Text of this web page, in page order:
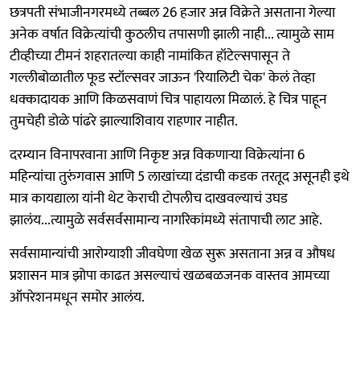
छत्रपती संभाजीनगरमध्ये तब्बल 26 हजार अन्न विक्रेते असताना गेल्या
अनेक वर्षात विक्रेत्यांची कुठलीच तपासणी झाली नाही... त्यामुळे साम
टीव्हीच्या टीमनं शहरातल्या काही नामांकित हॉटेल्सपासून ते
गल्लीबोळातील फूड स्टॉल्सवर जाऊन 'रियालिटी चेक' केलं तेव्हा
धक्कादायक आणि किळसवाणं चित्र पाहायला मिळालं. हे चित्र पाहून
तुमचेही डोळे पांढरे झाल्याशिवाय राहणार नाहीत.
दरम्यान विनापरवाना आणि निकृष्ट अन्न विकणाऱ्या विक्रेत्यांना 6
महिन्यांचा तुरुंगवास आणि 5 लाखांच्या दंडाची कडक तरतूद असूनही इथे
मात्र कायद्याला यांनी थेट केराची टोपलीच दाखवल्याचं उघड
झालंय...त्यामुळे सर्वसर्वसामान्य नागरिकांमध्ये संतापाची लाट आहे.
सर्वसामान्यांची आरोग्याशी जीवघेणा खेळ सुरू असताना अन्न व औषध
प्रशासन मात्र झोपा काढत असल्याचं खळबळजनक वास्तव आमच्या
ऑपरेशनमधून समोर आलंय.